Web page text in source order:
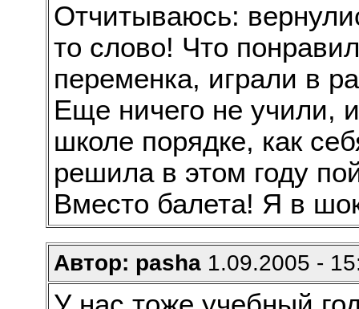
Отчитываюсь:
то слово! Что
переменка, играли в
Еще ничего не учили,
школе порядке, как
решила в этом году
Вместо балета! Я в
Автор: pasha1.09.2005 -